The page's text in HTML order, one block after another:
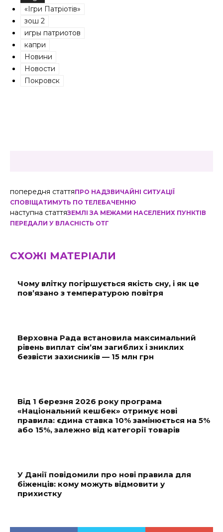
«Ігри Патріотів»
зош 2
игры патриотов
капри
Новини
Новости
Покровск
попередня статтяПРО НАДЗВИЧАЙНІ СИТУАЦІЇ
СПОВІЩАТИМУТЬ ПО ТЕЛЕБАЧЕННЮ
наступна статтяЗЕМЛІ ЗА МЕЖАМИ НАСЕЛЕНИХ ПУНКТІВ
ПЕРЕДАЛИ У ВЛАСНІСТЬ ОТГ
СХОЖІ МАТЕРІАЛИ
Чому влітку погіршується якість сну, і як це
пов’язано з температурою повітря
Верховна Рада встановила максимальний
рівень виплат сім’ям загиблих і зниклих
безвісти захисників — 15 млн грн
Від 1 березня 2026 року програма
«Національний кешбек» отримує нові
правила: єдина ставка 10% замінюється на 5%
або 15%, залежно від категорії товарів
У Данії повідомили про нові правила для
біженців: кому можуть відмовити у
прихистку